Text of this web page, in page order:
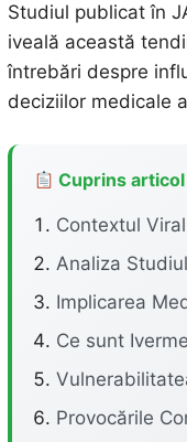
Studiul publicat în
iveală această
întrebări despre
deciziilor medicale
Cuprins articol
Contextul
Analiza
Implicarea
Ce sunt
Provocările